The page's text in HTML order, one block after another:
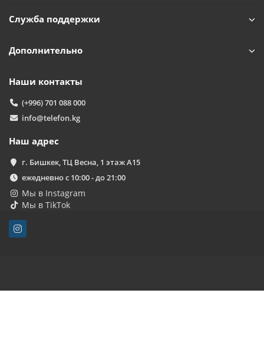
Служба поддержки
Дополнительно
Наши контакты
(+996) 701 088 000
info@telefon.kg
Наш адрес
г. Бишкек, ТЦ Весна, 1 этаж А15
ежедневно с 10:00 - до 21:00
Мы в Instagram
Мы в TikTok